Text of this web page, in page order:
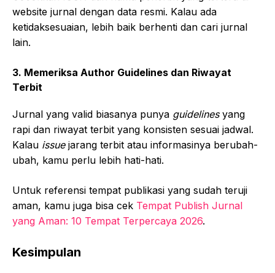
website jurnal dengan data resmi. Kalau ada
ketidaksesuaian, lebih baik berhenti dan cari jurnal
lain.
3. Memeriksa Author Guidelines dan Riwayat
Terbit
Jurnal yang valid biasanya punya guidelinesyang
rapi dan riwayat terbit yang konsisten sesuai jadwal.
Kalau issuejarang terbit atau informasinya berubah-
ubah, kamu perlu lebih hati-hati.
Untuk referensi tempat publikasi yang sudah teruji
aman, kamu juga bisa cek Tempat Publish Jurnal
yang Aman: 10 Tempat Terpercaya 2026.
Kesimpulan